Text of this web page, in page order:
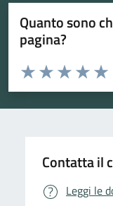
Quanto sono
pagina?
Valuta da 1 a 5 stelle la
Valuta
Valuta 3
Valuta 2 stelle
Valuta 1 stelle su 5
Contatta il
Leggi le